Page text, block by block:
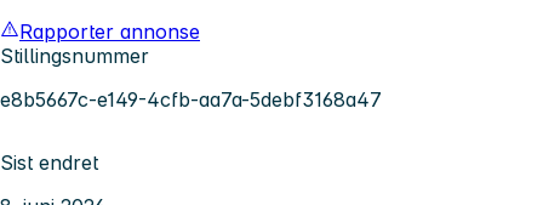
Rapporter annonse
Stillingsnummer
e8b5667c-e149-4cfb-aa7a-5debf3168a47
Sist endret